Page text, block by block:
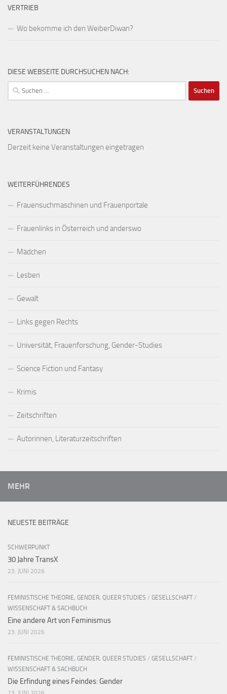
VERTRIEB
Wo bekomme ich den WeiberDiwan?
DIESE WEBSEITE DURCHSUCHEN NACH:
Suchen
nach:
VERANSTALTUNGEN
Derzeit keine Veranstaltungen eingetragen
WEITERFÜHRENDES
Frauensuchmaschinen und Frauenportale
Frauenlinks in Österreich und anderswo
Mädchen
Lesben
Gewalt
Links gegen Rechts
Universität, Frauenforschung, Gender-Studies
Science Fiction und Fantasy
Krimis
Zeitschriften
Autorinnen, Literaturzeitschriften
MEHR
NEUESTE BEITRÄGE
SCHWERPUNKT
30 Jahre TransX
23. JUNI 2026
FEMINISTISCHE THEORIE, GENDER, QUEER STUDIES / GESELLSCHAFT /
WISSENSCHAFT & SACHBUCH
Eine andere Art von Feminismus
23. JUNI 2026
FEMINISTISCHE THEORIE, GENDER, QUEER STUDIES / GESELLSCHAFT /
WISSENSCHAFT & SACHBUCH
Die Erfindung eines Feindes: Gender